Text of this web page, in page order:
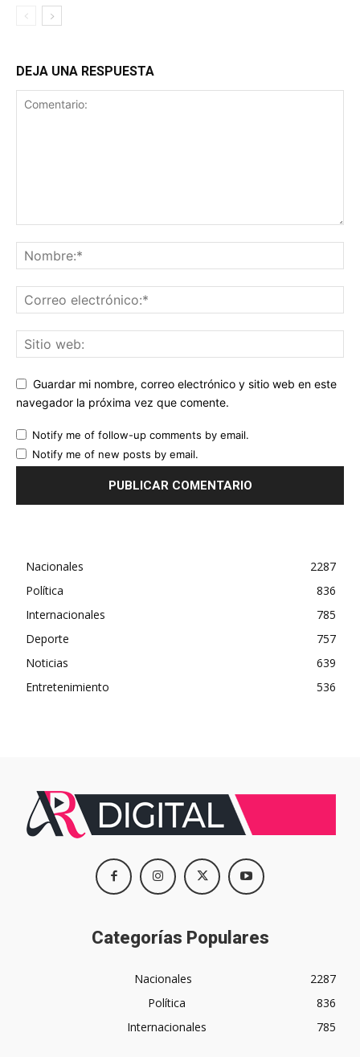
DEJA UNA RESPUESTA
Guardar mi nombre, correo electrónico y sitio web en este
navegador la próxima vez que comente.
Notify me of follow-up comments by email.
Notify me of new posts by email.
Nacionales
2287
Política
836
Internacionales
785
Deporte
757
Noticias
639
Entretenimiento
536
Categorías Populares
Nacionales
2287
Política
836
Internacionales
785